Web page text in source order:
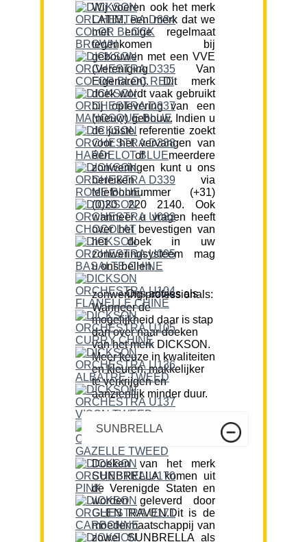
Wij voeren ook het merk
LATIM, een merk dat we
met enige regelmaat
tegenkomen bij
gebouwen met een VVE
(Vereniging Van
Eigenaren). Dit merk
doek wordt vaak gebruikt
bij oplevering van een
(nieuw) gebouw. Indien u
de juiste referentie zoekt
voor het vervangen van
één of meerdere
zonweringen kunt u ons
bereiken via
telefoonnummer (+31)
(0)20 220 2140. Ook
wanneer u vragen heeft
over het bevestigen van
het doek in uw
zonweringsysteem mag
u ons bellen.
Ons advies als zonwering professionals:
Wanneer de
mogelijkheid daar is stap
dan over naar doeken
van het merk DICKSON.
Meer keuze in kwaliteiten
en kleuren, makkelijker
te verkrijgen en
aanzienlijk minder duur.
SUNBRELLA
Doeken van het merk
SUNBRELLA komen uit
de Verenigde Staten en
worden geleverd door
GLEN RAVEN.Dit is de
moedermaatschappij van
zowel SUNBRELLA als